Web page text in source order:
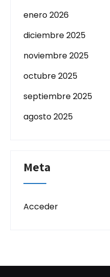
enero 2026
diciembre 2025
noviembre 2025
octubre 2025
septiembre 2025
agosto 2025
Meta
Acceder